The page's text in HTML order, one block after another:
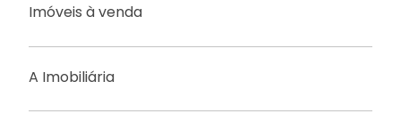
Imóveis à venda
A Imobiliária